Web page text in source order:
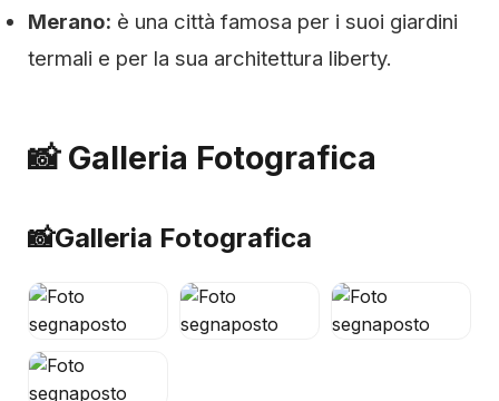
Merano: è una città famosa per i suoi giardini
termali e per la sua architettura liberty.
📸 Galleria Fotografica
📸Galleria Fotografica